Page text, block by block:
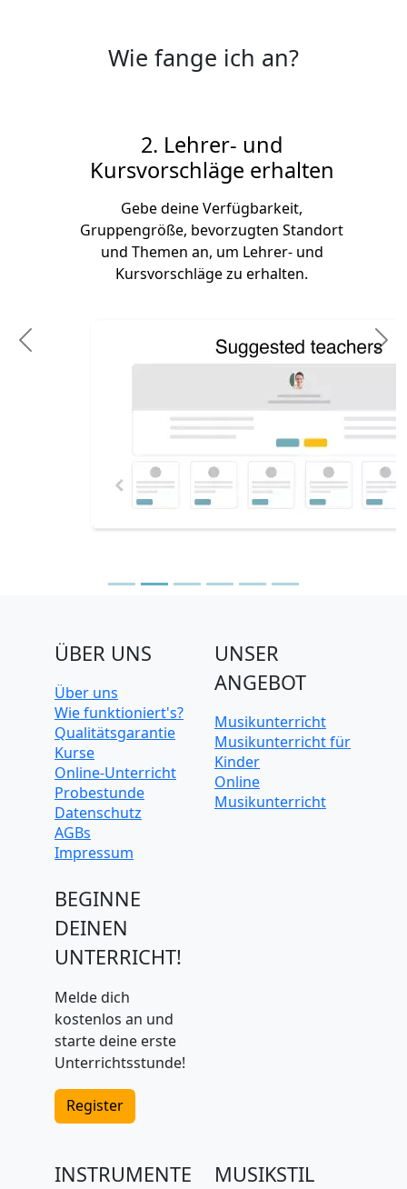
Wie fange ich an?
2. Lehrer- und
Kursvorschläge erhalten
Gebe deine Verfügbarkeit,
Gruppengröße, bevorzugten Standort
und Themen an, um Lehrer- und
Kursvorschläge zu erhalten.
Previous
ÜBER UNS
Über uns
Wie funktioniert's?
Qualitätsgarantie
Kurse
Online-Unterricht
Probestunde
Datenschutz
AGBs
Impressum
BEGINNE
DEINEN
UNTERRICHT!
Melde dich
kostenlos an und
starte deine erste
Unterrichtsstunde!
Register
UNSER
ANGEBOT
Musikunterricht
Musikunterricht für
Kinder
Online
Musikunterricht
INSTRUMENTE MUSIKSTIL